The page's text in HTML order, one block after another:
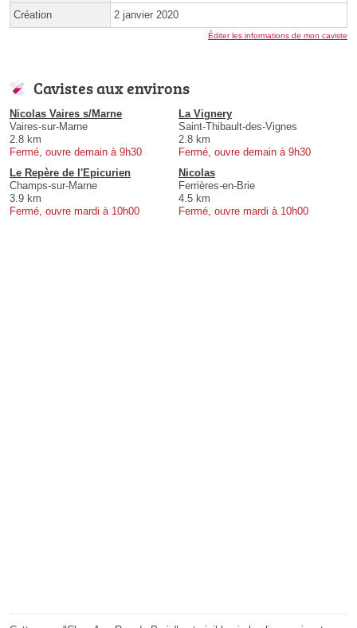
Création 2 janvier 2020
Éditer les informations de mon caviste
Cavistes aux environs
Nicolas Vaires s/Marne
Vaires-sur-Marne
2.8 km
Fermé, ouvre demain à 9h30
La Vignery
Saint-Thibault-des-Vignes
2.8 km
Fermé, ouvre demain à 9h30
Le Repère de l'Epicurien
Champs-sur-Marne
3.9 km
Fermé, ouvre mardi à 10h00
Nicolas
Ferrières-en-Brie
4.5 km
Fermé, ouvre mardi à 10h00